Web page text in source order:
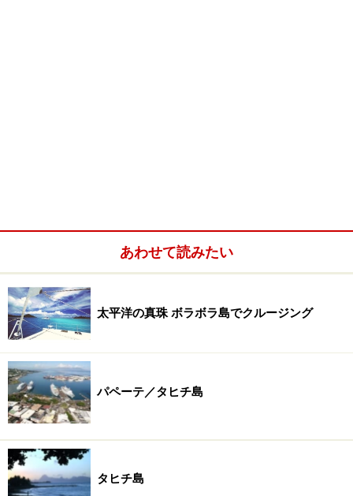
たセンスがコラボしたもの。パリを拠点とする建築家や
サンフランシスコのデザインオフィス、そしてポリネシ
アの建築に造詣の深い権威者の三者が関わっているのだ
そうです。自然光や海からの風を最大限に利用して、ラ
イティングを抑え、風通しのいい造りに。隣のタハア島
から運んだ火山岩を職人が積み上げた壁、メルバオの木
の柱など、あちこちに地元の建材が用いられています。
プールからもボラボラ島の山並みが望めます
ボラボラ島の象徴である美しいオテマヌ山をラグーン越
あわせて読みたい
太平洋の真珠 ボラボラ島でクルージング
パペーテ／タヒチ島
タヒチ島